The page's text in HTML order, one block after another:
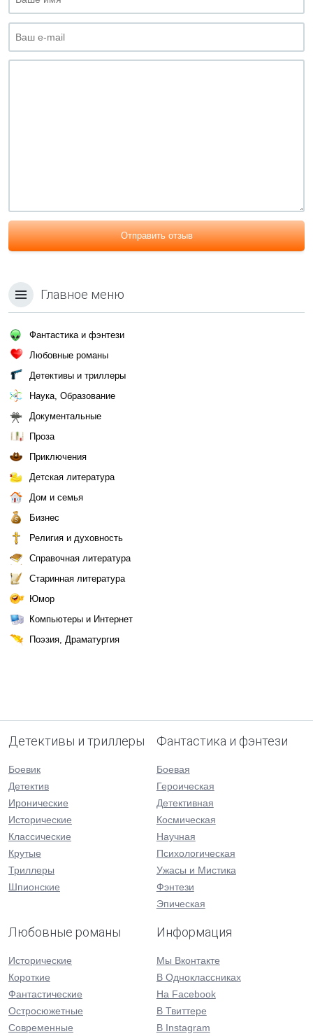
Отправить отзыв
Главное меню
Фантастика и фэнтези
Любовные романы
Детективы и триллеры
Наука, Образование
Документальные
Проза
Приключения
Детская литература
Дом и семья
Бизнес
Религия и духовность
Справочная литература
Старинная литература
Юмор
Компьютеры и Интернет
Поэзия, Драматургия
Детективы и триллеры
Боевик
Детектив
Иронические
Исторические
Классические
Крутые
Триллеры
Шпионские
Фантастика и фэнтези
Боевая
Героическая
Детективная
Космическая
Научная
Психологическая
Ужасы и Мистика
Фэнтези
Эпическая
Любовные романы
Исторические
Короткие
Фантастические
Остросюжетные
Современные
Информация
Мы Вконтакте
В Одноклассниках
На Facebook
В Твиттере
В Instagram